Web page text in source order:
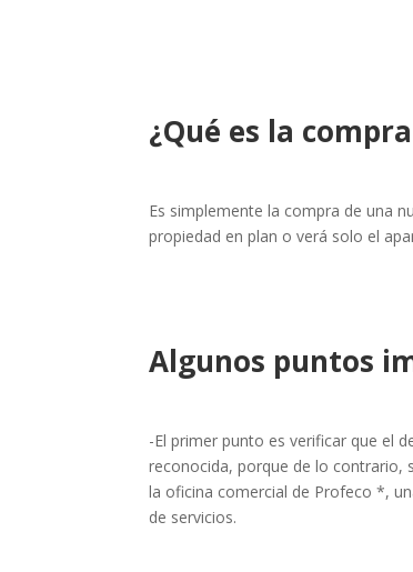
¿Qué es la
Es simplemente la compra de una
propiedad en plan o verá solo el
Algunos puntos
-El primer punto es verificar que el
reconocida, porque de lo contrario,
la oficina comercial de Profeco *,
de servicios.